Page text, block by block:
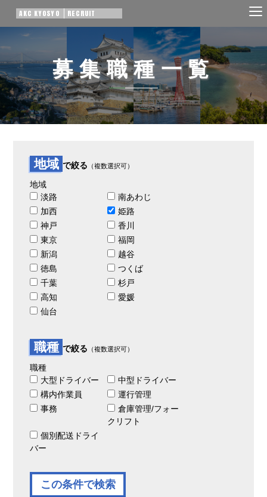
AKC KYOSYO RECRUIT
募集職種一覧
地域 で絞る （複数選択可）
地域
淡路
南あわじ
加西
姫路
神戸
香川
東京
福岡
新潟
越谷
徳島
つくば
千葉
杉戸
高知
愛媛
仙台
職種 で絞る （複数選択可）
職種
大型ドライバー
中型ドライバー
構内作業員
運行管理
事務
倉庫管理/フォー
クリフト
個別配送ドライ
バー